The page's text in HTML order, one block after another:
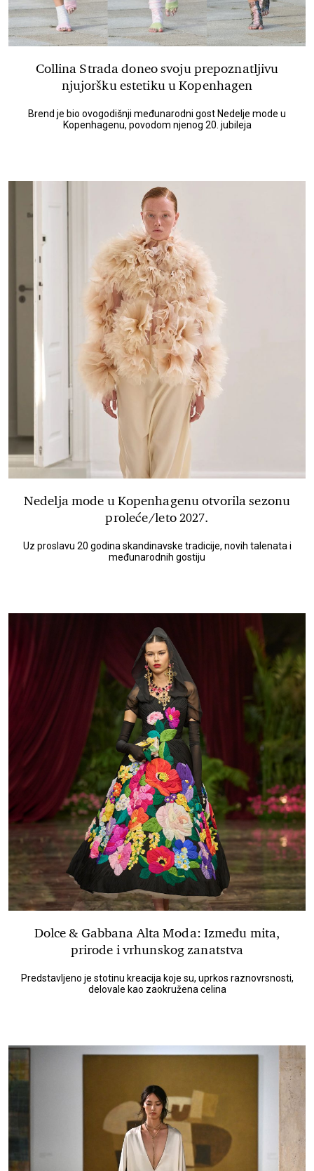
Collina Strada doneo svoju prepoznatljivu
njujoršku estetiku u Kopenhagen
Brend je bio ovogodišnji međunarodni gost Nedelje mode u
Kopenhagenu, povodom njenog 20. jubileja
Nedelja mode u Kopenhagenu otvorila sezonu
proleće/leto 2027.
Uz proslavu 20 godina skandinavske tradicije, novih talenata i
međunarodnih gostiju
Dolce & Gabbana Alta Moda: Između mita,
prirode i vrhunskog zanatstva
Predstavljeno je stotinu kreacija koje su, uprkos raznovrsnosti,
delovale kao zaokružena celina